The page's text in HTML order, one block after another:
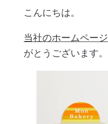
こんにちは。
当社のホームページ
がとうございます。